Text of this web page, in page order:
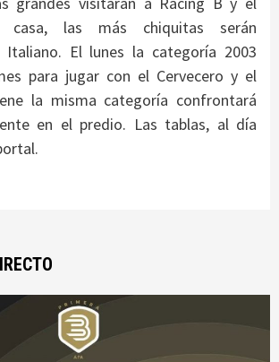
casa, las más chiquitas serán
El lunes la categoría 2003
para jugar con el Cervecero y el
la misma categoría confrontará
en el predio. Las tablas, al día